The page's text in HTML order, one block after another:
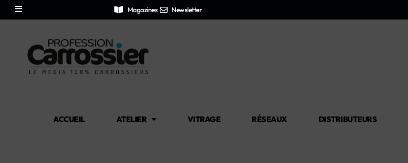
Magazines Newsletter
ACCUEIL ATELIER VITRAGE RÉSEAUX DISTRIBUTEURS